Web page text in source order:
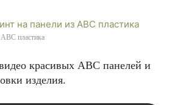
АВС пластика
красивых АВС панелей и
изделия.